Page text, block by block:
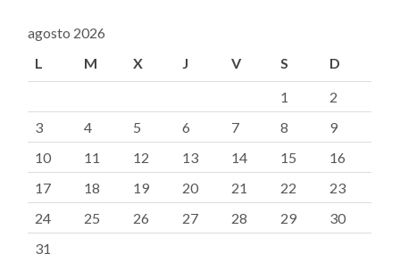
agosto 2026
L
M X J V S D
1
2
3
4 5 6 7 8
9
10
11 12 13 14 15
16
17
18 19 20 21 22
23
24
25 26 27 28 29
30
31